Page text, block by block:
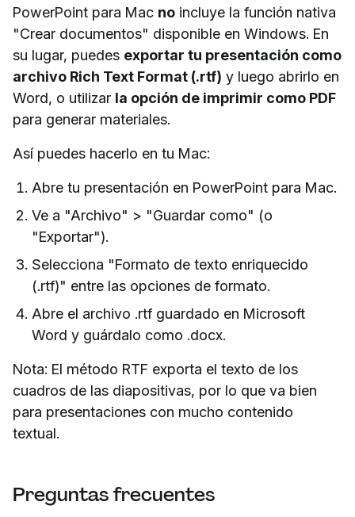
PowerPoint para Mac no incluye la función nativa
"Crear documentos" disponible en Windows. En
su lugar, puedes exportar tu presentación como
archivo Rich Text Format (.rtf) y luego abrirlo en
Word, o utilizar la opción de imprimir como PDF
para generar materiales.
Así puedes hacerlo en tu Mac:
Abre tu presentación en PowerPoint para Mac.
Ve a "Archivo" > "Guardar como" (o
"Exportar").
Selecciona "Formato de texto enriquecido
(.rtf)" entre las opciones de formato.
Abre el archivo .rtf guardado en Microsoft
Word y guárdalo como .docx.
Nota: El método RTF exporta el texto de los
cuadros de las diapositivas, por lo que va bien
para presentaciones con mucho contenido
textual.
Preguntas frecuentes